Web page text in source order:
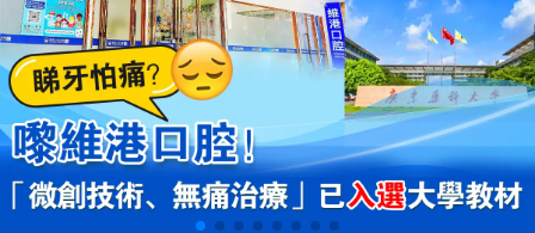
種植牙 dental implant
箍牙 orthodontics
收費標準 change standard
預約牙醫 contact us